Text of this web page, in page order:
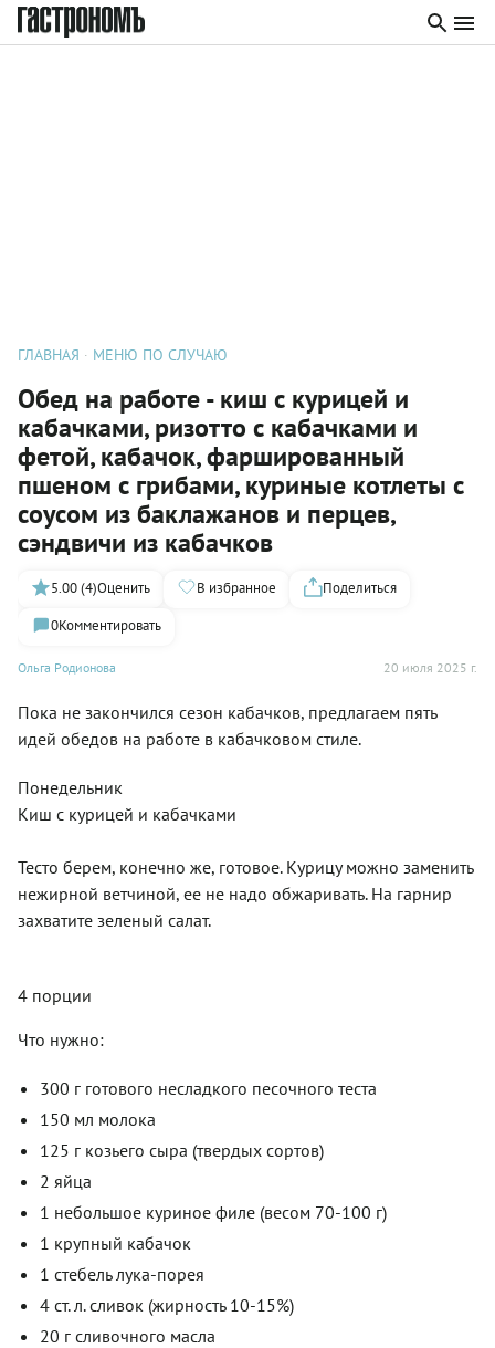
ГЛАВНАЯ МЕНЮ ПО СЛУЧАЮ
Обед на работе - киш с курицей и
кабачками, ризотто с кабачками и
фетой, кабачок, фаршированный
пшеном с грибами, куриные котлеты с
соусом из баклажанов и перцев,
сэндвичи из кабачков
Ольга Родионова 20 июля 2025 г.
5.00 (4)Оценить В избранное
Поделиться
0Комментировать
Пока не закончился сезон кабачков, предлагаем пять
идей обедов на работе в кабачковом стиле.
Понедельник
Киш с курицей и кабачками
Тесто берем, конечно же, готовое. Курицу можно заменить
нежирной ветчиной, ее не надо обжаривать. На гарнир
захватите зеленый салат.
4 порции
Что нужно:
300 г готового несладкого песочного теста
150 мл молока
125 г козьего сыра (твердых сортов)
2 яйца
1 небольшое куриное филе (весом 70-100 г)
1 крупный кабачок
1 стебель лука-порея
4 ст. л. сливок (жирность 10-15%)
20 г сливочного масла